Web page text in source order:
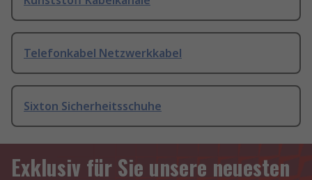
Telefonkabel Netzwerkkabel
Sixton Sicherheitsschuhe
Exklusiv für Sie unsere neuesten